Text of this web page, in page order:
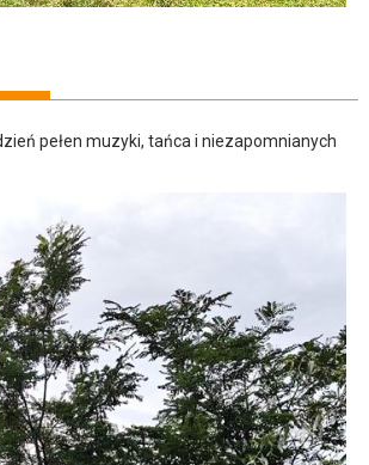
pełen muzyki, tańca i niezapomnianych